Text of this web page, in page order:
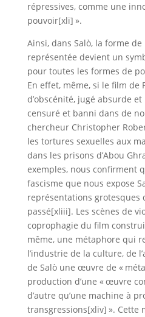
répressives, comme une
pouvoir[xli] ».
Ainsi, dans Salò, la forme
représentée devient un
pour toutes les formes de
En effet, même, si le film de
d’obscénité, jugé absurde
censuré et banni dans de
chercheur Christopher
les tortures sexuelles aux
dans les prisons d’Abou
exemples, nous confirment
fascisme que nous expose
représentations grotesques
passé[xliii]. Les scènes de
coprophagie du film
même, une métaphore qui
l’industrie de la culture, de
de Salò une œuvre de «
production d’une « œuvre
d’autre qu’une machine à
transgressions[xliv] ». Cette